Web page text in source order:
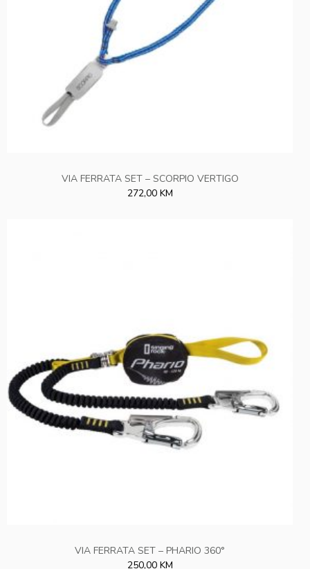
VIA FERRATA SET – SCORPIO VERTIGO
272,00 KM
VIA FERRATA SET – PHARIO 360°
250,00 KM